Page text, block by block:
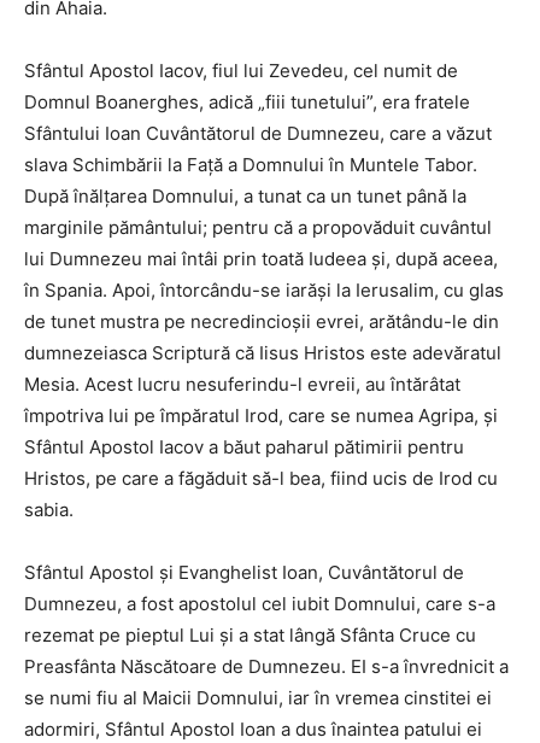
din Ahaia.
Sfântul Apostol Iacov, fiul lui Zevedeu, cel numit de
Domnul Boanerghes, adică „fiii tunetului”, era fratele
Sfântului Ioan Cuvântă­torul de Dumnezeu, care a văzut
slava Schimbării la Faţă a Domnului în Muntele Tabor.
După înălţarea Domnului, a tunat ca un tunet până la
marginile pământului; pentru că a propovăduit cuvântul
lui Dumnezeu mai întâi prin toată Iudeea şi, după aceea,
în Spania. Apoi, întorcându-se iarăşi la Ierusalim, cu glas
de tunet mustra pe necredincioşii evrei, arătându-le din
dumnezeiasca Scriptură că Iisus Hristos este adevăratul
Mesia. Acest lucru nesuferindu-l evreii, au întărâtat
împotriva lui pe împăratul Irod, care se numea Agripa, şi
Sfântul Apostol Iacov a băut paharul pătimirii pentru
Hristos, pe care a făgăduit să-l bea, fiind ucis de Irod cu
sabia.
Sfântul Apostol şi Evanghelist Ioan, Cuvântătorul de
Dumnezeu, a fost apostolul cel iubit Domnului, care s-a
rezemat pe pieptul Lui şi a stat lângă Sfânta Cruce cu
Preasfânta Născătoare de Dumnezeu. EI s-a învrednicit a
se numi fiu al Maicii Domnului, iar în vremea cinstitei ei
adormiri, Sfântul Apostol Ioan a dus înaintea patului ei